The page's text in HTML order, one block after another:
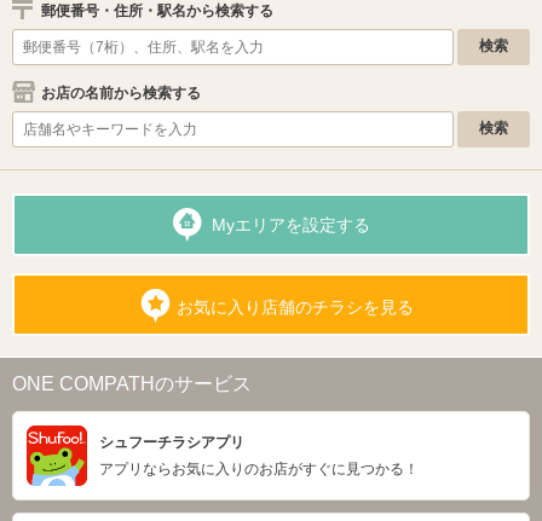
郵便番号・住所・駅名から検索する
お店の名前から検索する
Myエリアを設定する
お気に入り店舗のチラシを見る
ONE COMPATHのサービス
シュフーチラシアプリ
アプリならお気に入りのお店がすぐに見つかる！